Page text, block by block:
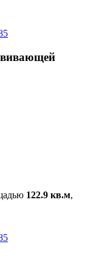
122.9 кв.м,